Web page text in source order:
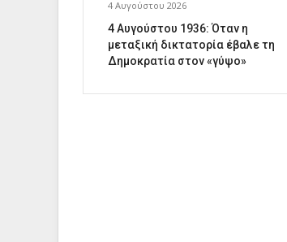
4 Αυγούστου 2026
4 Αυγούστου 1936: Όταν η
μεταξική δικτατορία έβαλε τη
Δημοκρατία στον «γύψο»